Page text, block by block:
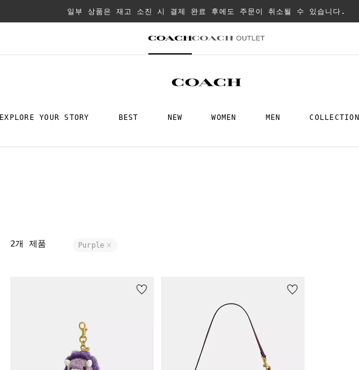
일부 상품은 재고 소진 시 결제 완료 후에도 주문이 취소될 수 있습니다.
EXPLORE YOUR STORY BEST NEW WOMEN MEN COLLECTION
2개 제품 Purple